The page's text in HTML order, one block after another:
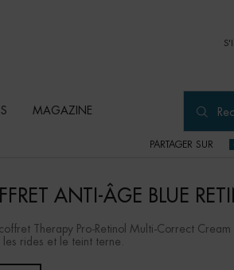
MAGAZINE
PARTAGER SUR
ANTI-ÂGE BLUE
Therapy Pro-Retinol Multi-Correct Cream
les rides et le teint terne.